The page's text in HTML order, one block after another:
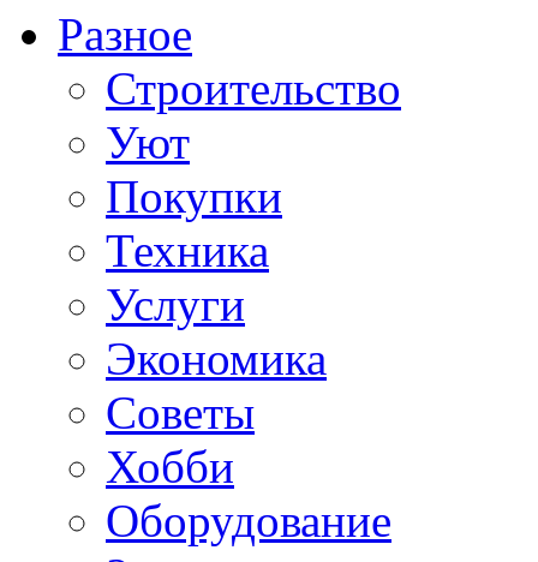
Разное
Строительство
Уют
Покупки
Техника
Услуги
Экономика
Советы
Хобби
Oборудование